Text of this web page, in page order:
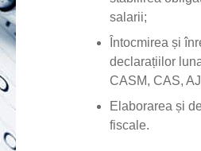
salarii;
Întocmirea și
declarațiilor
CASM, CAS,
Elaborarea și
fiscale.